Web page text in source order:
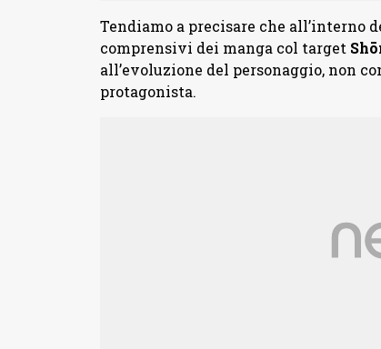
Tendiamo a precisare che all’interno
comprensivi dei manga col target
all’evoluzione del personaggio, non
protagonista.